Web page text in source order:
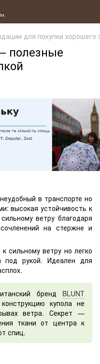
для покупки хорошего
полезные
в транспорте но
высокая устойчивость к
ветру благодаря
на стержне и
сильному ветру но легко
под рукой. Идеален для
бренд BLUNT
купола не
ветра. Секрет —
ткани от центра к
спиц.